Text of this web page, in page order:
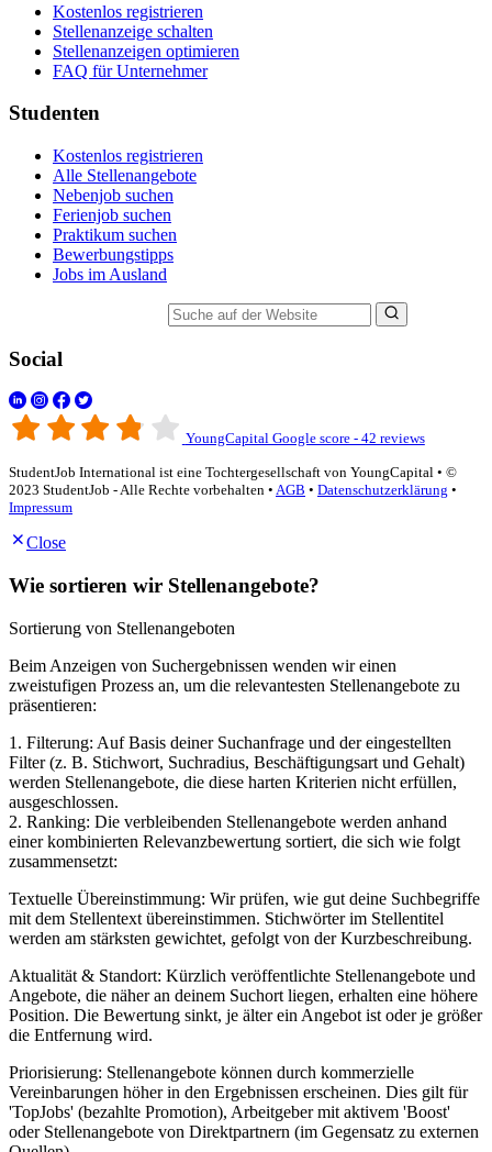
Kostenlos registrieren
Stellenanzeige schalten
Stellenanzeigen optimieren
FAQ für Unternehmer
Studenten
Kostenlos registrieren
Alle Stellenangebote
Nebenjob suchen
Ferienjob suchen
Praktikum suchen
Bewerbungstipps
Jobs im Ausland
Social
YoungCapital Google score - 42 reviews
StudentJob International ist eine Tochtergesellschaft von YoungCapital • ©
2023 StudentJob - Alle Rechte vorbehalten • AGB • Datenschutzerklärung •
Impressum
Close
Wie sortieren wir Stellenangebote?
Sortierung von Stellenangeboten
Beim Anzeigen von Suchergebnissen wenden wir einen
zweistufigen Prozess an, um die relevantesten Stellenangebote zu
präsentieren:
1. Filterung: Auf Basis deiner Suchanfrage und der eingestellten
Filter (z. B. Stichwort, Suchradius, Beschäftigungsart und Gehalt)
werden Stellenangebote, die diese harten Kriterien nicht erfüllen,
ausgeschlossen.
2. Ranking: Die verbleibenden Stellenangebote werden anhand
einer kombinierten Relevanzbewertung sortiert, die sich wie folgt
zusammensetzt:
Textuelle Übereinstimmung: Wir prüfen, wie gut deine Suchbegriffe
mit dem Stellentext übereinstimmen. Stichwörter im Stellentitel
werden am stärksten gewichtet, gefolgt von der Kurzbeschreibung.
Aktualität & Standort: Kürzlich veröffentlichte Stellenangebote und
Angebote, die näher an deinem Suchort liegen, erhalten eine höhere
Position. Die Bewertung sinkt, je älter ein Angebot ist oder je größer
die Entfernung wird.
Priorisierung: Stellenangebote können durch kommerzielle
Vereinbarungen höher in den Ergebnissen erscheinen. Dies gilt für
'TopJobs' (bezahlte Promotion), Arbeitgeber mit aktivem 'Boost'
oder Stellenangebote von Direktpartnern (im Gegensatz zu externen